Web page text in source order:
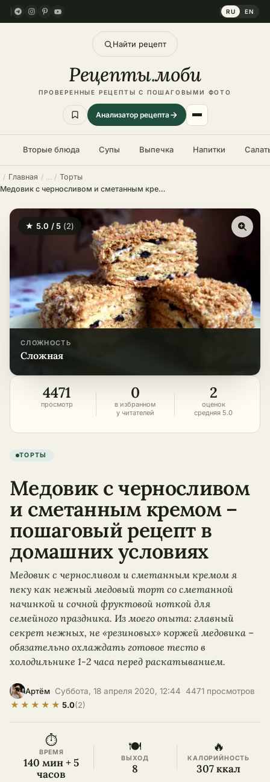
RU EN
Найти рецепт
Рецепты.моби
ПРОВЕРЕННЫЕ РЕЦЕПТЫ С ПОШАГОВЫМИ ФОТО
Анализатор рецепта
Вторые блюда Супы Выпечка Напитки
Главная
Торты
Медовик с черносливом и сметанным кремом – пошаговый рецепт в домашних условиях
★ 5.0 / 5 (2)
СЛОЖНОСТЬ
сложная
4471
просмотр
0
в избранном
у читателей
2
оценок
средняя 5.0
ТОРТЫ
Медовик с черносливом
и сметанным кремом –
пошаговый рецепт в
домашних условиях
Медовик с черносливом и сметанным кремом я
пеку как нежный медовый торт со сметанной
начинкой и сочной фруктовой ноткой для
семейного праздника. Из моего опыта: главный
секрет нежных, не «резиновых» коржей медовика –
обязательно охлаждать готовое тесто в
холодильнике 1-2 часа перед раскатыванием.
Артём Суббота, 18 апреля 2020, 12:44 4471 просмотров
★ ★ ★ ★ ★ 5.0(2)
⏱
ВРЕМЯ
140 мин + 5
часов
🍽
ВЫХОД
8
🔥
КАЛОРИЙНОСТЬ
307 ккал